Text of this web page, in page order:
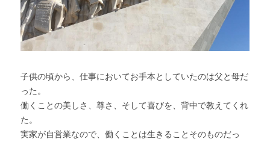
子供の頃から、仕事においてお手本としていたのは父と母だ
った。
働くことの美しさ、尊さ、そして喜びを、背中で教えてくれ
た。
実家が自営業なので、働くことは生きることそのものだっ